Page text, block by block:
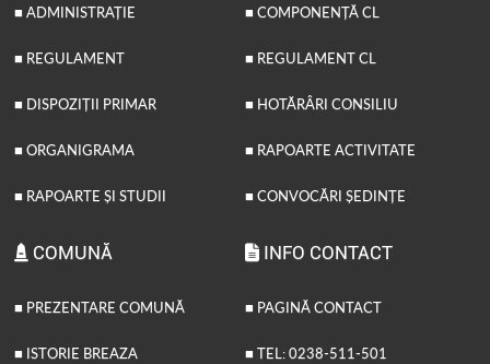
■ ADMINISTRAȚIE
■ REGULAMENT
■ DISPOZIȚII PRIMAR
■ ORGANIGRAMA
■ RAPOARTE ȘI STUDII
■ COMPONENȚĂ CL
■ REGULAMENT CL
■ HOTĂRÂRI CONSILIU
■ RAPOARTE ACTIVITATE
■ CONVOCĂRI ȘEDINȚE
COMUNĂ
■ PREZENTARE COMUNĂ
■ ISTORIE BREAZA
INFO CONTACT
■ PAGINĂ CONTACT
■ TEL: 0238-511-501